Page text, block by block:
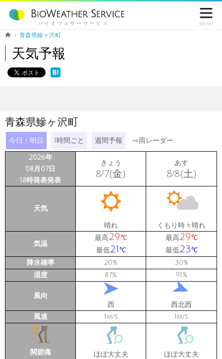
バイオウェザーサービス

Menu
青森県鰺ヶ沢町
天気予報
青森県鰺ヶ沢町
今日・明日 1時間ごと 週間予報 ⇨雨レーダー
2026年
08月07日
18時発表発表
きょう
8/7(金)
あす
8/8(土)
天気
晴れ くもり時々晴れ
気温
最高29℃
最低21 ℃
最高29℃
最低23℃
降水確率 20% 30%
湿度 87% 91 %
風向
西
西北西
風速
1 m/s 1 m/s
関節痛 ほぼ大丈夫 ほぼ大丈夫